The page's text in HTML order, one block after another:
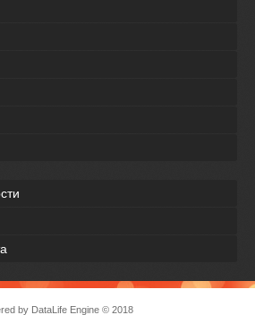
by DataLife Engine© 2018